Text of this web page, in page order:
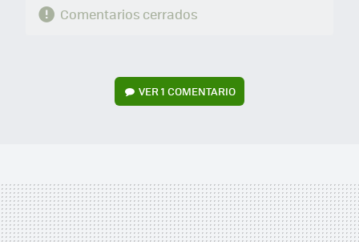
Comentarios cerrados
VER1 COMENTARIO